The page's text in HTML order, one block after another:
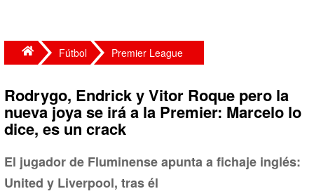
Fútbol Premier League
Rodrygo, Endrick y Vitor Roque pero la
nueva joya se irá a la Premier: Marcelo lo
dice, es un crack
El jugador de Fluminense apunta a fichaje inglés:
United y Liverpool, tras él